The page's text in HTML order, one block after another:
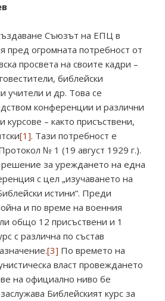
Съюзът на ЕПЦ в
пред огромната потребност от
просвета на своите кадри –
библейски
учители и др. Това се
конференции и различни
– както присъствени,
[1]. Тази потребност е
№ 1 (19 август 1929 г.).
решение за уреждането на една
с цел „изучаването на
истини“. Преди
и по време на военния
общо 12 присъствени и 1
с различна по състав
[3] По времето на
власт провеждането
на официално ниво бе
Библейският курс за